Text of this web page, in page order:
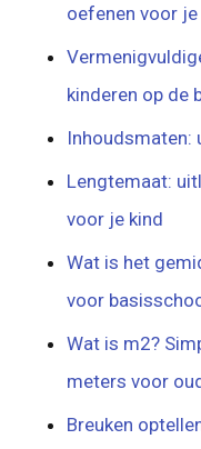
oefenen voor je
kinderen op de
Inhoudsmaten:
Lengtemaat:
voor je kind
Wat is het
voor
Wat is m2?
meters voor
Breuken